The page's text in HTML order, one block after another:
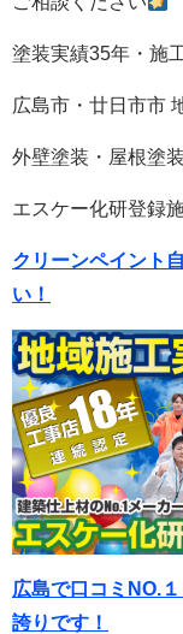
塗装実績35年・施
広島市・廿日市市
外壁塗装・屋根塗
エスケー化研登録
クリーンペイント
い！
広島で口コミNO.
誇りです！